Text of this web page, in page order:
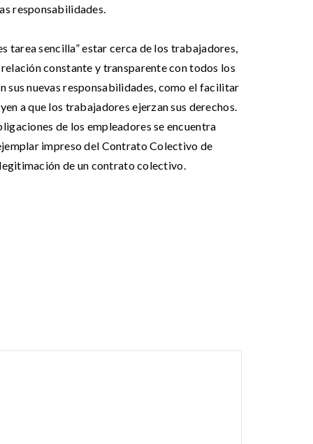
responsabilidades.
tarea sencilla” estar cerca de los trabajadores,
constante y transparente con todos los
sus nuevas responsabilidades, como el facilitar
a que los trabajadores ejerzan sus derechos.
de los empleadores se encuentra
impreso del Contrato Colectivo de
de un contrato colectivo.